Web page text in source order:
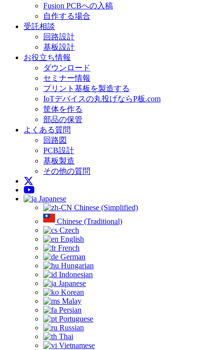
Fusion PCBへの入稿
自作する場合
受託相談
回路設計
基板設計
お役立ち情報
ダウンロード
セミナー情報
プリント基板を製造する
IoTデバイスの丸投げならP板.com
筐体を作る
部品の保管
よくある質問
回路図
PCB設計
基板製造
その他の質問
Japanese
Chinese (Simplified)
Chinese (Traditional)
Czech
English
French
German
Hungarian
Indonesian
Japanese
Korean
Malay
Persian
Portuguese
Russian
Thai
Vietnamese